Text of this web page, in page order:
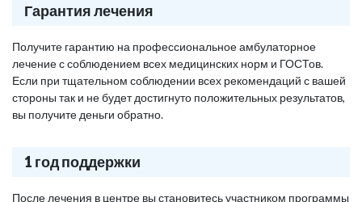
Гарантия лечения
Получите гарантию на профессиональное амбулаторное
лечение с соблюдением всех медицинских норм и ГОСТов.
Если при тщательном соблюдении всех рекомендаций с вашей
стороны так и не будет достигнуто положительных результатов,
вы получите деньги обратно.
1 год поддержки
После лечения в центре вы становитесь участником программы